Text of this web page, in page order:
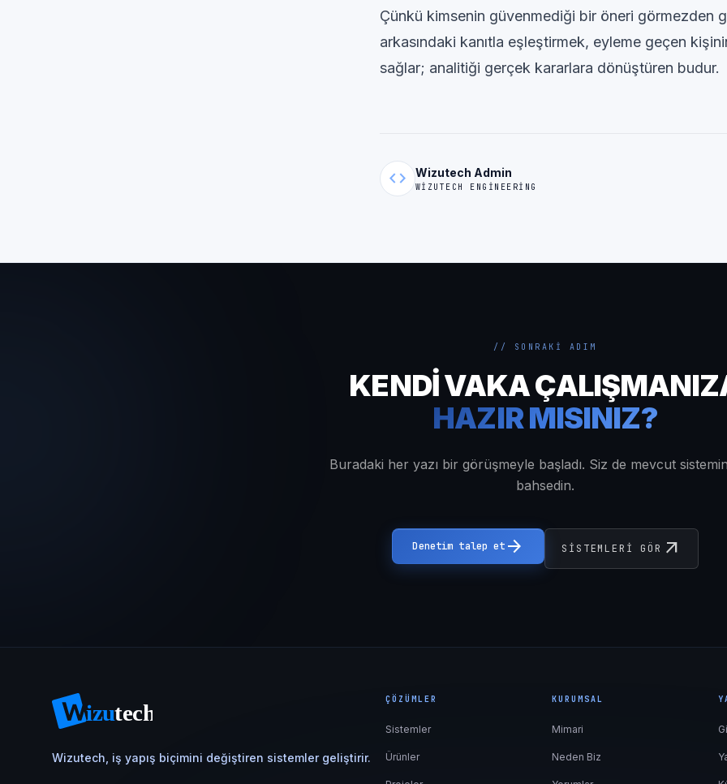
Çünkü kimsenin güvenmediği bir öneri görmezden
arkasındaki kanıtla eşleştirmek, eyleme geçen
sağlar; analitiği gerçek kararlara dönüştüren budur.
code Wizutech Admin
WIZUTECH ENGINEERING
// SONRAKI ADIM
KENDI VAKA
HAZIR MISINIZ?
Buradaki her yazı bir görüşmeyle başladı. Siz de mevcut
bahsedin.
Denetim talep et arrow_forward SISTEMLERI GÖR arrow_outward
Wizutech, iş yapış biçimini değiştiren sistemler geliştirir.
ÇÖZÜMLER
Sistemler
Ürünler
KURUMSAL
Mimari
Neden Biz